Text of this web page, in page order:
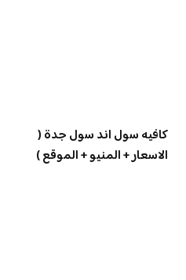
كافيه سول اند سول جدة (
الاسعار + المنيو + الموقع )